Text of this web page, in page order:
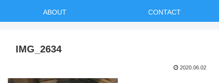
ABOUT CONTACT
IMG_2634
2020.06.02